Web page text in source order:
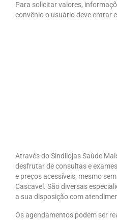
Para solicitar valores,
convênio o usuário deve entrar
Através do Sindilojas Saúde
desfrutar de consultas e
e preços acessíveis, mesmo
Cascavel. São diversas
a sua disposição com
Os agendamentos podem ser